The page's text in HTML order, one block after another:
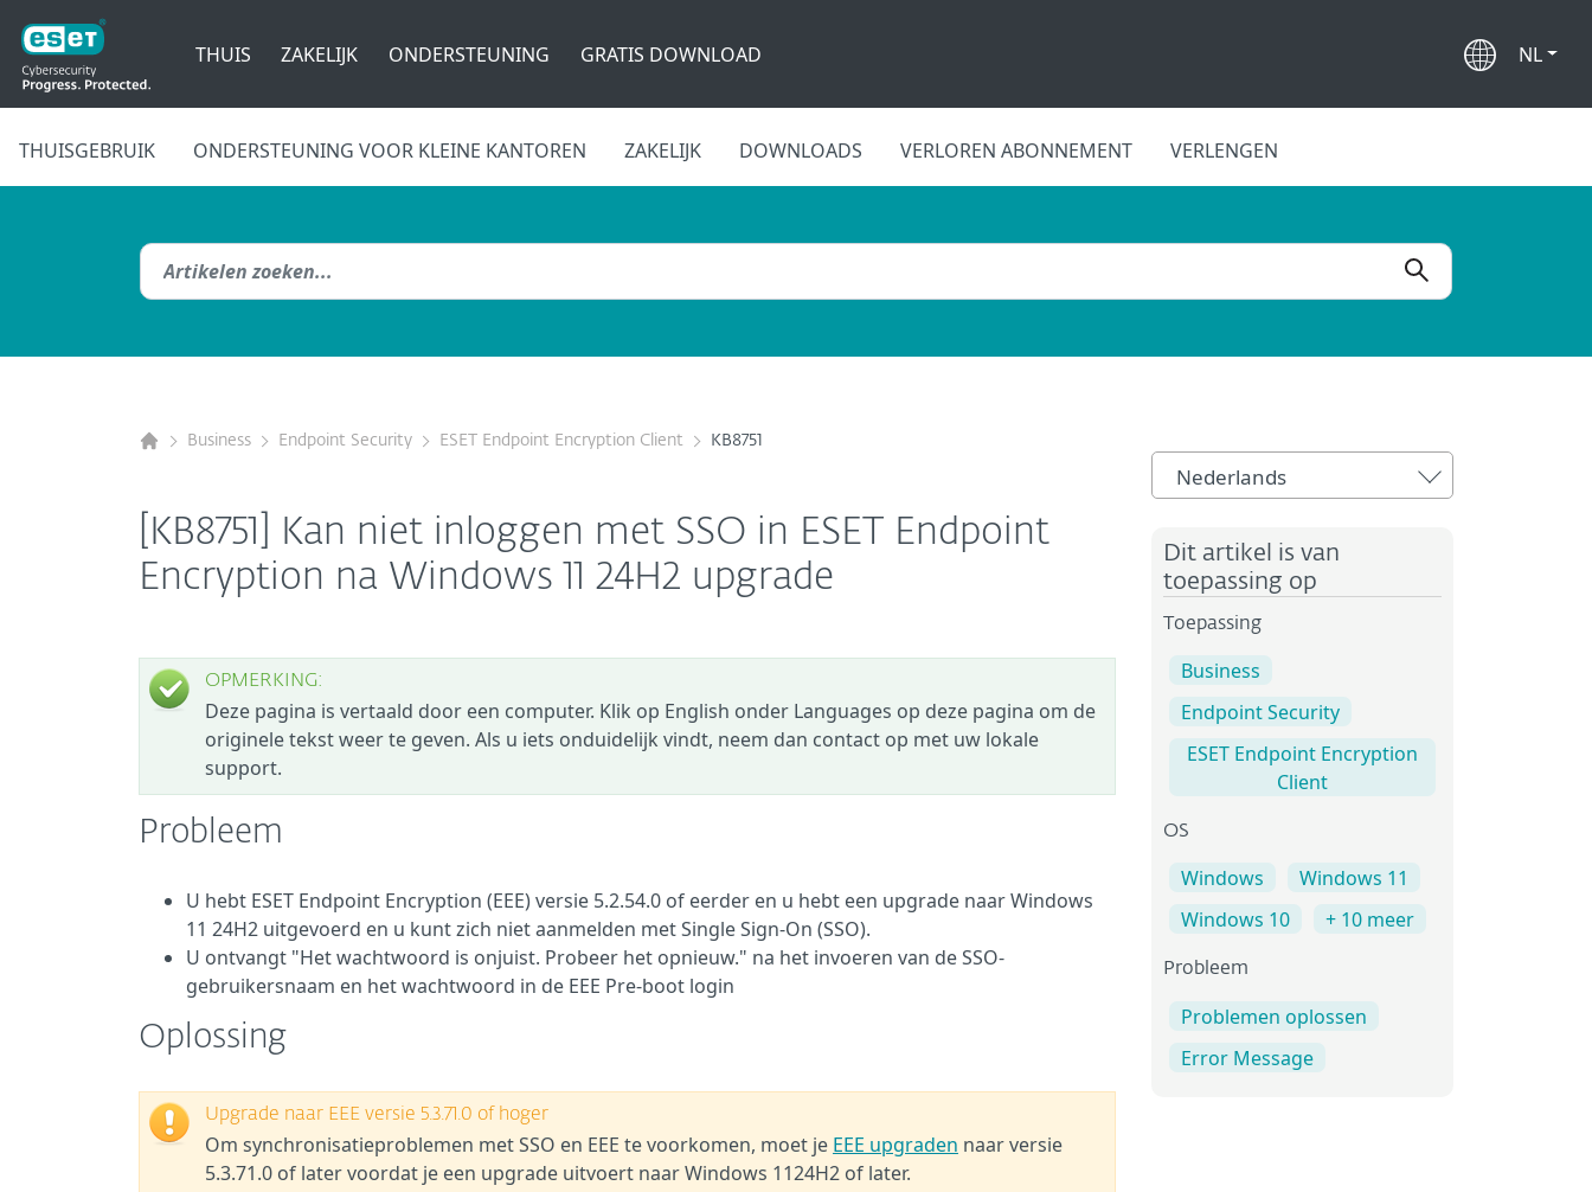
THUIS ZAKELIJK ONDERSTEUNING GRATIS DOWNLOAD NL
THUISGEBRUIK ONDERSTEUNING VOOR KLEINE KANTOREN ZAKELIJK DOWNLOADS VERLOREN ABONNEMENT VERLENGEN
Business Endpoint Security ESET Endpoint Encryption Client KB8751
[KB8751] Kan niet inloggen met SSO in ESET Endpoint
Encryption na Windows 11 24H2 upgrade
OPMERKING:
Deze pagina is vertaald door een computer. Klik op English onder Languages op deze pagina om de
originele tekst weer te geven. Als u iets onduidelijk vindt, neem dan contact op met uw lokale
support.
Probleem
U hebt ESET Endpoint Encryption (EEE) versie 5.2.54.0 of eerder en u hebt een upgrade naar Windows
11 24H2 uitgevoerd en u kunt zich niet aanmelden met Single Sign-On (SSO).
U ontvangt "Het wachtwoord is onjuist. Probeer het opnieuw." na het invoeren van de SSO-
gebruikersnaam en het wachtwoord in de EEE Pre-boot login
Oplossing
Upgrade naar EEE versie 5.3.71.0 of hoger
Om synchronisatieproblemen met SSO en EEE te voorkomen, moet je EEE upgraden naar versie
5.3.71.0 of later voordat je een upgrade uitvoert naar Windows 1124H2 of later.
Nederlands
Dit artikel is van
toepassing op
Toepassing
Business
Endpoint Security
ESET Endpoint Encryption
Client
OS
Windows
Windows 11
Windows 10
+ 10 meer
Probleem
Problemen oplossen
Error Message